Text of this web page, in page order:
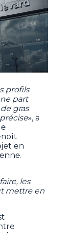
profils
part
gras
», a
en
les
mettre en